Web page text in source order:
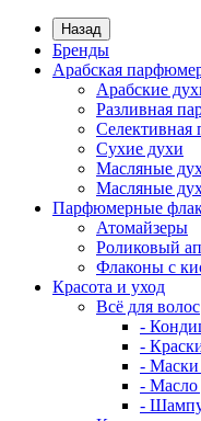
Назад
Бренды
Арабская
Арабские
Разливная
Сухие духи
Масляные
Масляные
Парфюмерные
Атомайзеры
Роликовый
Флаконы с
Красота и уход
Всё для волос
-
-
- Маски
- Масло
-